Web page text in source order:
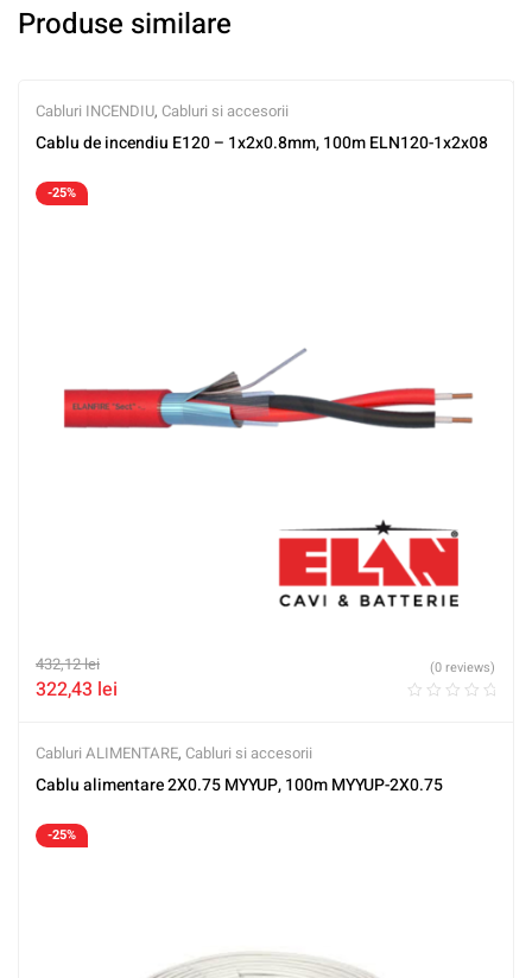
Produse similare
Cabluri INCENDIU, Cabluri si accesorii
Cablu de incendiu E120 – 1x2x0.8mm, 100m ELN120-1x2x08
-25%
432,12lei
322,43 lei
(0 reviews)
Cabluri ALIMENTARE, Cabluri si accesorii
Cablu alimentare 2X0.75 MYYUP, 100m MYYUP-2X0.75
-25%